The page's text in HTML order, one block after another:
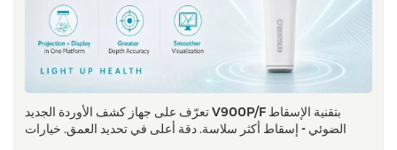
تعرّف على جهاز كشف الأوردة الجديد V900P/F بتقنية الإسقاط
الضوئي - إسقاط أكثر سلاسة. دقة أعلى في تحديد العمق. خيارات